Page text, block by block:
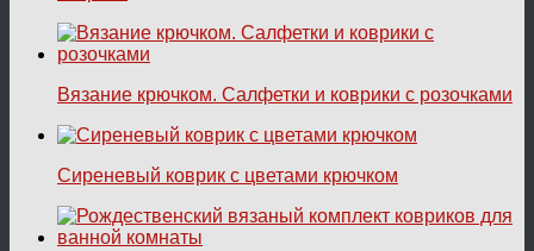
Вязание крючком. Салфетки и коврики с розочками
Сиреневый коврик с цветами крючком